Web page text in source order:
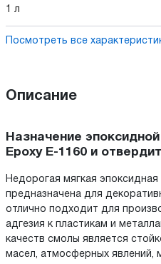
1 л
Посмотреть все
Описание
Назначение
Epoxy E-1160 и
Недорогая мягкая
предназначена для
отлично подходит для
адгезия к пластикам и
качеств смолы является
масел, атмосферных явлений,